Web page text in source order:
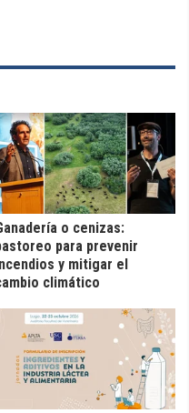
o cenizas:
para prevenir
y mitigar el
climático